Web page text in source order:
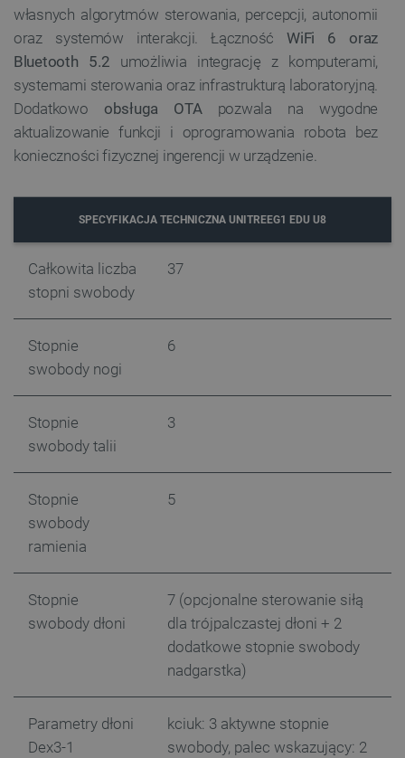
własnych algorytmów sterowania, percepcji, autonomii
oraz systemów interakcji. ŁącznośćWiFi 6 oraz
Bluetooth 5.2 umożliwia integrację z komputerami,
systemami sterowania oraz infrastrukturą laboratoryjną.
Dodatkowo obsługa OTApozwala na wygodne
aktualizowanie funkcji i oprogramowania robota bez
konieczności fizycznej ingerencji w urządzenie.
SPECYFIKACJA TECHNICZNA UNITREEG1 EDU U8
Całkowita liczba
stopni swobody
37
Stopnie
swobody nogi
6
Stopnie
swobody talii
3
Stopnie
swobody
ramienia
5
Stopnie
swobody dłoni
7 (opcjonalne sterowanie siłą
dla trójpalczastej dłoni + 2
dodatkowe stopnie swobody
nadgarstka)
Parametry dłoni
Dex3-1
kciuk: 3 aktywne stopnie
swobody, palec wskazujący: 2
__cf_bm
Cloudflare Inc.
.inpost.pl
__cf_bm
Cloudflare Inc.